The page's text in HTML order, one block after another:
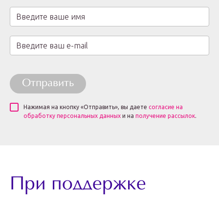
Отправить
Нажимая на кнопку «Отправить», вы даете согласие на
обработку персональных данных и на получение рассылок.
При поддержке